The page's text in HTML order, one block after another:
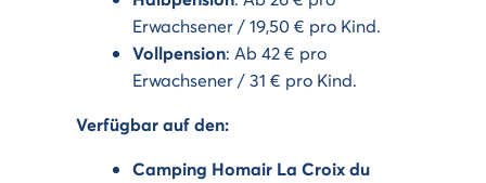
Erwachsener / 19,50 € pro Kind.
Vollpension: Ab 42 € pro
Erwachsener / 31 € pro Kind.
Verfügbar auf den:
Camping Homair La Croix du